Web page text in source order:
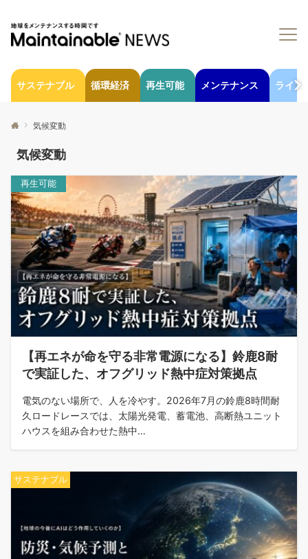
サステナブル 循環経済 再生可能 メンテナンス ライフ
気候変動
気候変動
再生可能
【再エネが命を守る非常電源になる】鈴鹿8耐
で実証した、オフグリッド熱中症対策拠点
電気のない場所で、人を冷やす。2026年7月の鈴鹿8時間耐
久ロードレースでは、太陽光発電、蓄電池、高断熱ユニット
ハウスを組み合わせた熱中…
サステナブル